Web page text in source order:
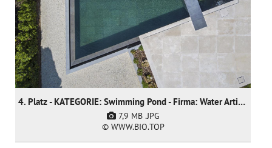
4. Platz - KATEGORIE: Swimming Pond - Firma: Water Artisans
7,9 MB .JPG
© WWW.BIO.TOP